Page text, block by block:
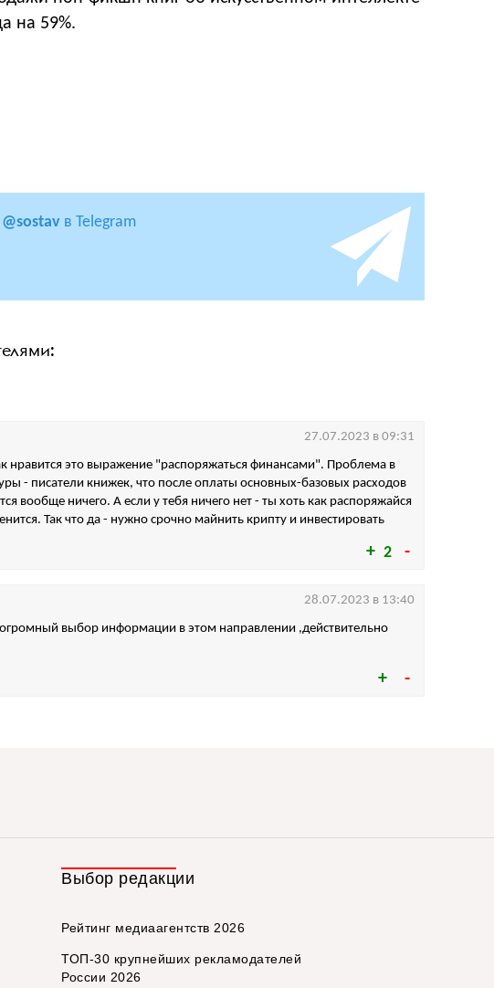
на 59%.
@sostav в Telegram
2
нравится это выражение "распоряжаться финансами". Проблема в
- писатели книжек, что после оплаты основных-базовых расходов
вообще ничего. А если у тебя ничего нет - ты хоть как распоряжайся
Так что да - нужно срочно майнить крипту и инвестировать
27.07.2023 в 09:31
огромный выбор информации в этом направлении ,действительно
28.07.2023 в 13:40
Выбор редакции
Рейтинг медиаагентств 2026
ТОП-30 крупнейших рекламодателей
России 2026